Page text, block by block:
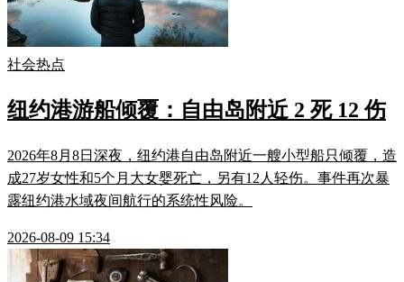
社会热点
纽约港游船倾覆：自由岛附近 2 死 12 伤
2026年8月8日深夜，纽约港自由岛附近一艘小型船只倾覆，造
成27岁女性和5个月大女婴死亡，另有12人轻伤。事件再次暴
露纽约港水域夜间航行的系统性风险。
2026-08-09 15:34